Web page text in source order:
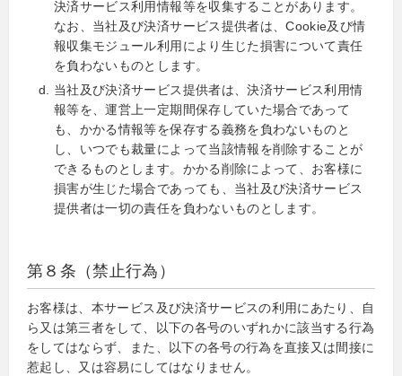
決済サービス利用情報等を収集することがあります。
なお、当社及び決済サービス提供者は、Cookie及び情
報収集モジュール利用により生じた損害について責任
を負わないものとします。
当社及び決済サービス提供者は、決済サービス利用情
報等を、運営上一定期間保存していた場合であって
も、かかる情報等を保存する義務を負わないものと
し、いつでも裁量によって当該情報を削除することが
できるものとします。かかる削除によって、お客様に
損害が生じた場合であっても、当社及び決済サービス
提供者は一切の責任を負わないものとします。
第８条（禁止行為）
お客様は、本サービス及び決済サービスの利用にあたり、自
ら又は第三者をして、以下の各号のいずれかに該当する行為
をしてはならず、また、以下の各号の行為を直接又は間接に
惹起し、又は容易にしてはなりません。